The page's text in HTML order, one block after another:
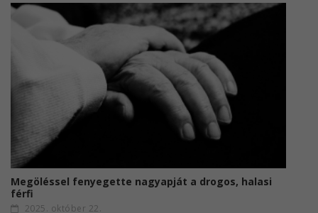
Megöléssel fenyegette nagyapját a drogos, halasi
férfi
2025. október 22.